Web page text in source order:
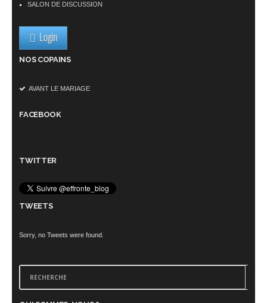
SALON DE DISCUSSION
Login
NOS COPAINS
AVANT LE MARIAGE
FACEBOOK
TWITTER
TWEETS
Sorry, no Tweets were found.